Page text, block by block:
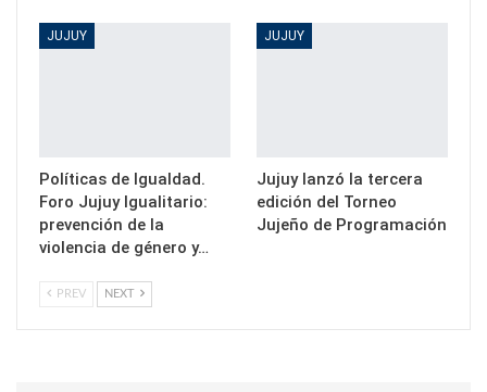
JUJUY
Políticas de Igualdad.
Foro Jujuy Igualitario:
prevención de la
violencia de género y…
JUJUY
Jujuy lanzó la tercera
edición del Torneo
Jujeño de Programación
PREV NEXT